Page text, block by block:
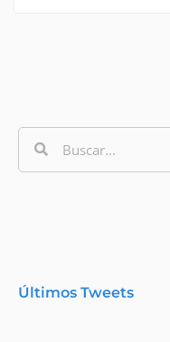
Últimos Tweets